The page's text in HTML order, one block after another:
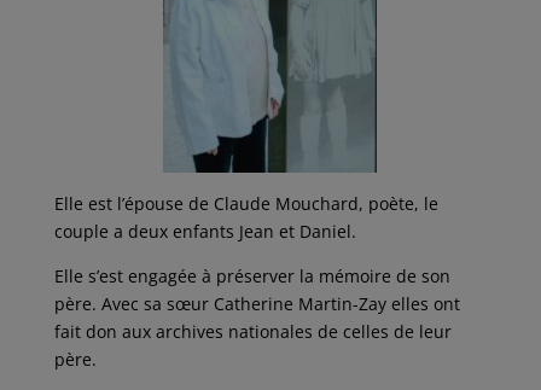
Elle est l’épouse de Claude Mouchard, poète, le
couple a deux enfants Jean et Daniel.
Elle s’est engagée à préserver la mémoire de son
père. Avec sa sœur Catherine Martin-Zay elles ont
fait don aux archives nationales de celles de leur
père.